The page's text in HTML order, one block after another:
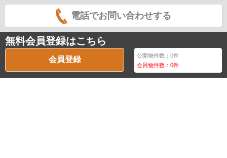
電話でお問い合わせする
無料会員登録はこちら
会員登録 公開物件数：0件
会員物件数：0件